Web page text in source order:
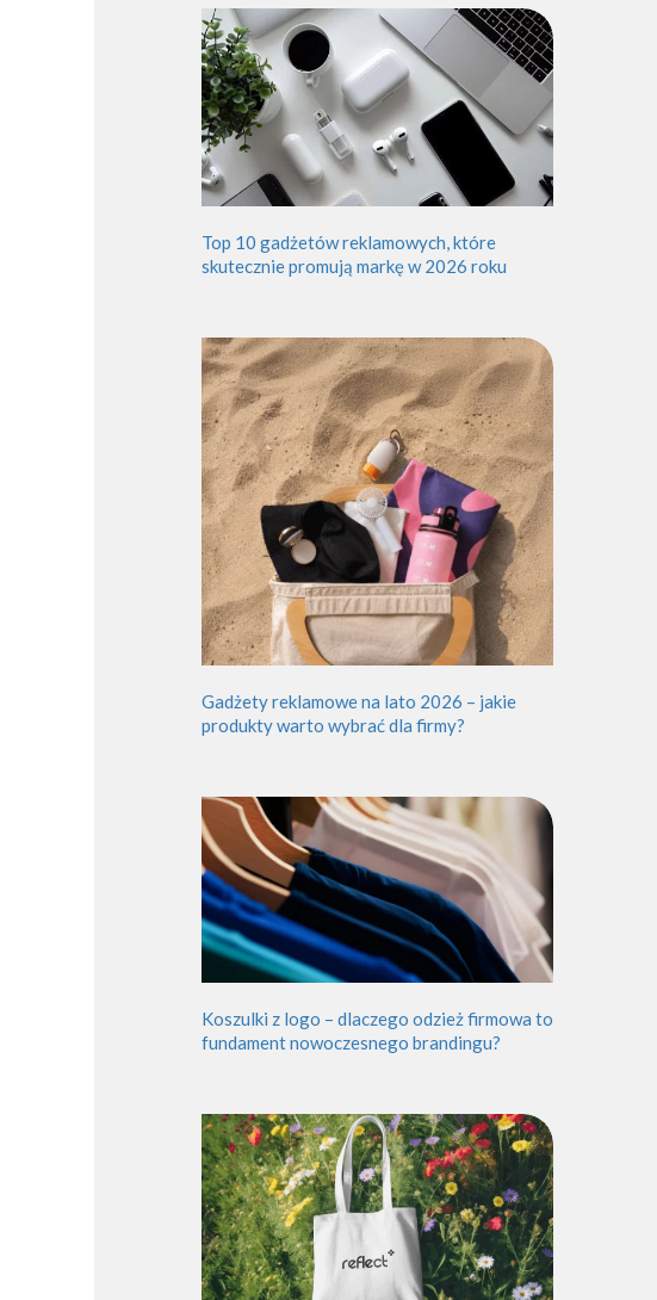
Top 10 gadżetów reklamowych, które
skutecznie promują markę w 2026 roku
Gadżety reklamowe na lato 2026 – jakie
produkty warto wybrać dla firmy?
Koszulki z logo – dlaczego odzież firmowa to
fundament nowoczesnego brandingu?